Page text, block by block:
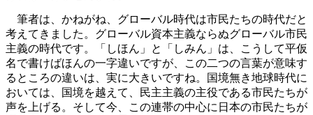
筆者は、かねがね、グローバル時代は市民たちの時代だと
考えてきました。グローバル資本主義ならぬグローバル市民
主義の時代です。「しほん」と「しみん」は、こうして平仮
名で書けばほんの一字違いですが、この二つの言葉が意味す
るところの違いは、実に大きいですね。国境無き地球時代に
おいては、国境を越えて、民主主義の主役である市民たちが
声を上げる。そして今、この連帯の中心に日本の市民たちが